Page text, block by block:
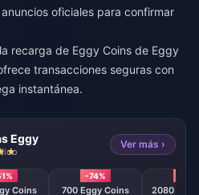
oficiales para confirmar
recarga de Eggy Coins de Eggy
transacciones seguras con
instantánea.
Eggy Ver más ›
Coins
-74%
700 Eggy Coins